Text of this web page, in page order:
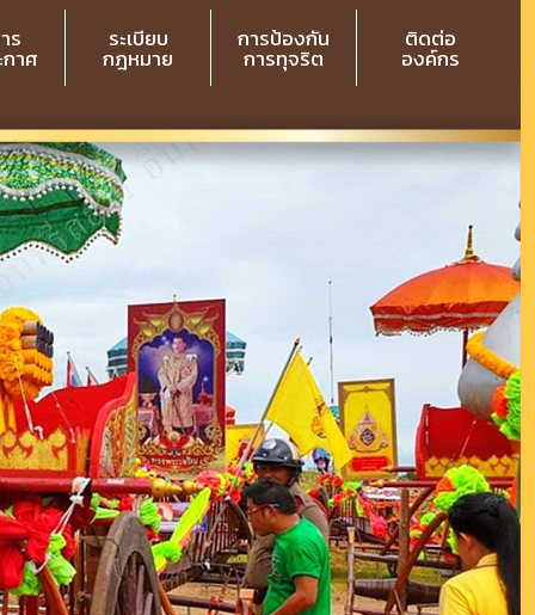
ร
กาศ
ระเบียบ
กฎหมาย
การป้องกัน
การทุจริต
ติดต่อ
องค์กร